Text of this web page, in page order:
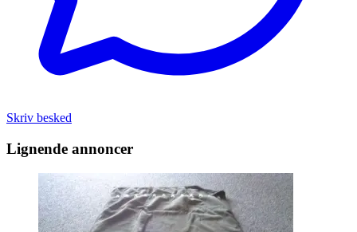
Skriv besked
Lignende annoncer